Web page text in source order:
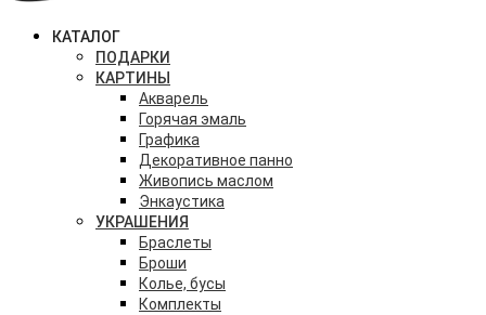
КАТАЛОГ
ПОДАРКИ
КАРТИНЫ
Акварель
Горячая эмаль
Графика
Декоративное панно
Живопись маслом
Энкаустика
УКРАШЕНИЯ
Браслеты
Броши
Колье, бусы
Комплекты